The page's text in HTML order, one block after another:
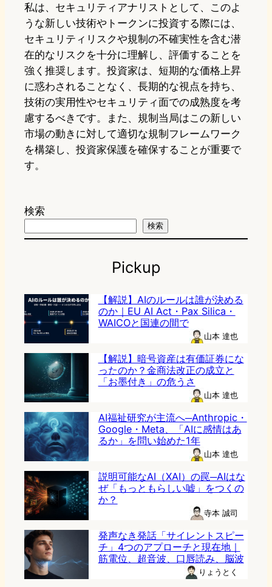
私は、セキュリティアナリストとして、このよ
うな新しい技術やトークンに投資する際には、
セキュリティリスクや規制の不確実性を含む潜
在的なリスクを十分に理解し、評価することを
強く推奨します。投資家は、短期的な価格上昇
に惑わされることなく、長期的な視点を持ち、
技術の実用性やセキュリティ面での成熟度を考
慮するべきです。また、規制当局はこの新しい
市場の動きに対して適切な規制フレームワーク
を構築し、投資家保護を確保することが重要で
す。
検索
検索
Pickup
【解説】AIのルールは誰が決める
のか｜EU AI Act・Pax Silica・
WAICOと国連の間で
山本 達也
【解説】暗号資産は有価証券にな
ったのか？金商法改正の成立と
「お墨付き」の危うさ
山本 達也
AI福祉研究が主流へ─Anthropic・
Google・Meta、「AIに感情はあ
るか」を問い始めた1年
山本 達也
説明可能なAI（XAI）の罠─AIはな
ぜ「もっともらしい嘘」をつくの
か？
寺本 誠司
発声なき発話「サイレントスピー
チ」4つのアプローチと現在地｜
筋電位、超音波、口唇読み、脳波
りょうとく